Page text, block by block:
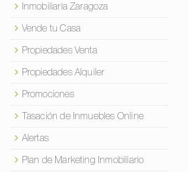
Inmobiliaria Zaragoza
Vende tu Casa
Propiedades Venta
Propiedades Alquiler
Promociones
Tasación de Inmuebles Online
Alertas
Plan de Marketing Inmobiliario